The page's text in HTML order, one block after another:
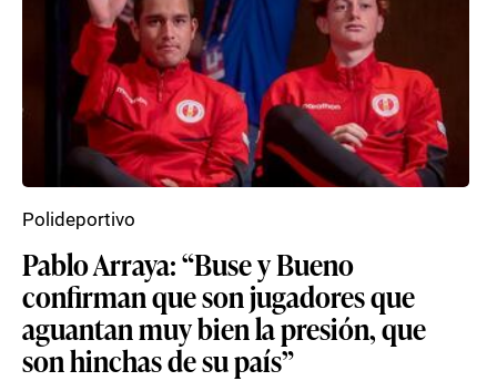
Pablo Arraya: “Buse y Bueno
confirman que son jugadores que
aguantan muy bien la presión, que
son hinchas de su país”
Polideportivo